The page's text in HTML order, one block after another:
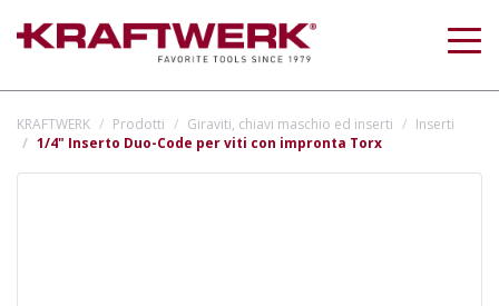
KRAFTWERK Prodotti Giraviti, chiavi maschio ed inserti
Inserti
1/4" Inserto Duo-Code per viti con impronta Torx